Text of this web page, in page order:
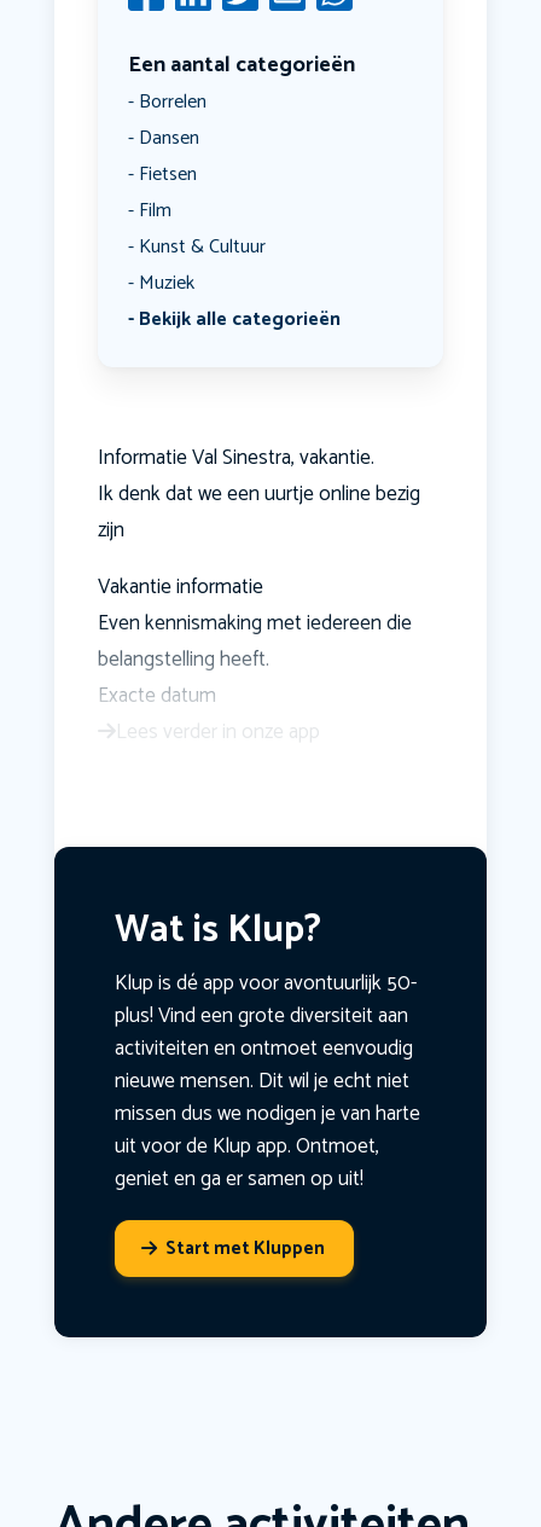
Een aantal categorieën
Borrelen
Dansen
Fietsen
Film
Kunst & Cultuur
Muziek
Bekijk alle categorieën
Informatie Val Sinestra, vakantie.
Ik denk dat we een uurtje online bezig
zijn
Vakantie informatie
Even kennismaking met iedereen die
belangstelling heeft.
Exacte datum
Lees verder in onze app
Wat is Klup?
Klup is dé app voor avontuurlijk 50-
plus! Vind een grote diversiteit aan
activiteiten en ontmoet eenvoudig
nieuwe mensen. Dit wil je echt niet
missen dus we nodigen je van harte
uit voor de Klup app. Ontmoet,
geniet en ga er samen op uit!
Start met Kluppen